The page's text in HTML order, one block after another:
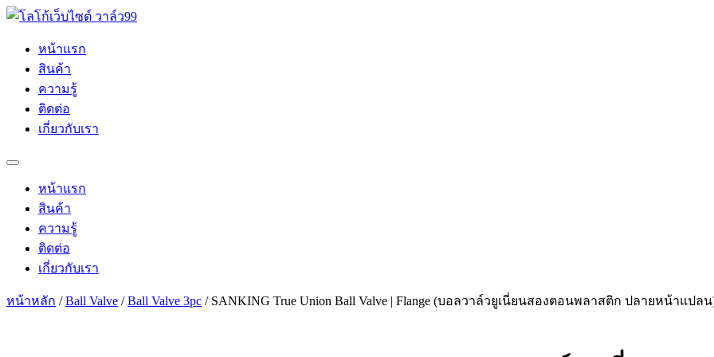
Skip
หน้าแรก
สินค้า
ความรู้
ติดต่อ
เกี่ยวกับเรา
หน้าแรก
สินค้า
ความรู้
ติดต่อ
เกี่ยวกับเรา
หน้าหลัก /Ball Valve /Ball Valve 3pc / SANKING True Union Ball Valve | Flange (บอลวาล์วยูเนี่ยนสองตอนพลาสติก ปลายหน้าแปล